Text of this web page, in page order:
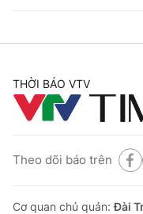
THỜI BÁO VTV
Theo dõi báo trên
Cơ quan chủ quản:Đài